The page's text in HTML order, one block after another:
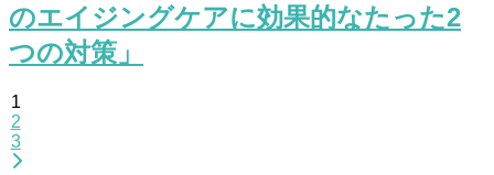
のエイジングケアに効果的なたった2
つの対策」
1
2
3